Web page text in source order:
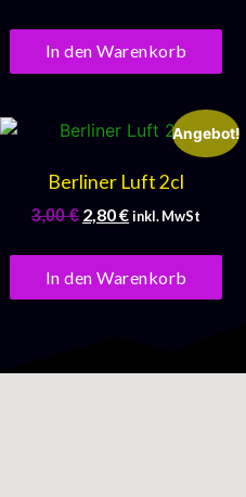
In den Warenkorb
Angebot!
Berliner Luft 2cl
3,00€ 2,80€inkl. MwSt
In den Warenkorb